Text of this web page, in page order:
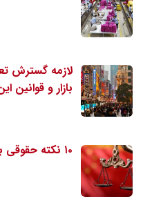
لازمه گسترش
بازار و قوانین
۱۰ نکته حقوقی برای تجارت با کشور چین